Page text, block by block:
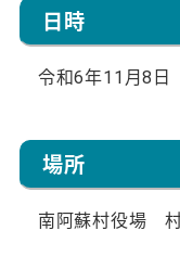
日時
令和6年11月8日
場所
南阿蘇村役場